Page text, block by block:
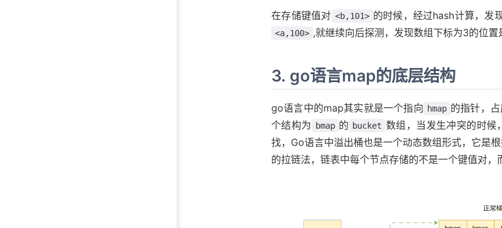
在存储键值对 <b,101> 的时候，经过hash计算，发
<a,100> ,就继续向后探测，发现数组下标为3的位
3. go语言map的底层结构
go语言中的map其实就是一个指向 hmap 的指针，
个结构为
bmap 的 bucket 数组，当发生冲突的时
找，Go语言中溢出桶也是一个动态数组形式，它是
的拉链法，链表中每个节点存储的不是一个键值对，